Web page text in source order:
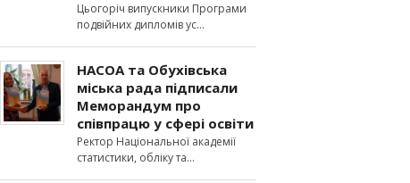
Цьогоріч випускники Програми
подвійних дипломів ус
НАСОА та Обухівська
міська рада підписали
Меморандум про
співпрацю у сфері освіти
Ректор Національної академії
статистики, обліку та